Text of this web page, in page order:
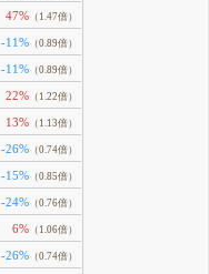
47% （1.47倍）
-11% （0.89倍）
-11% （0.89倍）
22% （1.22倍）
13% （1.13倍）
-26% （0.74倍）
-15% （0.85倍）
-24% （0.76倍）
6% （1.06倍）
-26% （0.74倍）